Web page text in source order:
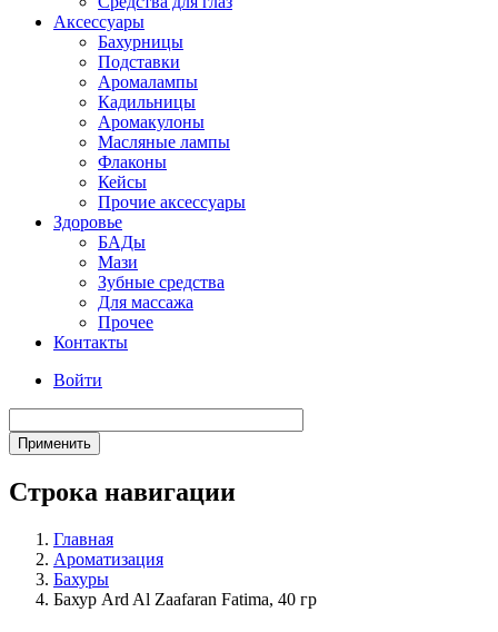
Аксессуары
Бахурницы
Подставки
Аромалампы
Кадильницы
Аромакулоны
Масляные лампы
Флаконы
Кейсы
Прочие аксессуары
Здоровье
БАДы
Мази
Зубные средства
Для массажа
Прочее
Контакты
Войти
Строка навигации
Главная
Ароматизация
Бахуры
Бахур Ard Al Zaafaran Fatima, 40 гр